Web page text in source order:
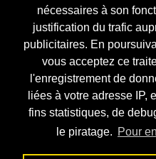
nécessaires à son
justification du trafic
publicitaires. En
vous acceptez ce
l'enregistrement de
liées à votre adresse IP,
fins statistiques, de
le piratage. Pour
Réalisations
Divers (et d’été)
Annonces
Liens externes
Téléchargement
Contact